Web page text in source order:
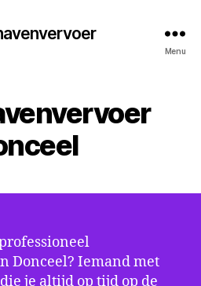
Menu
Donceel? Iemand met
je altijd op tijd op de